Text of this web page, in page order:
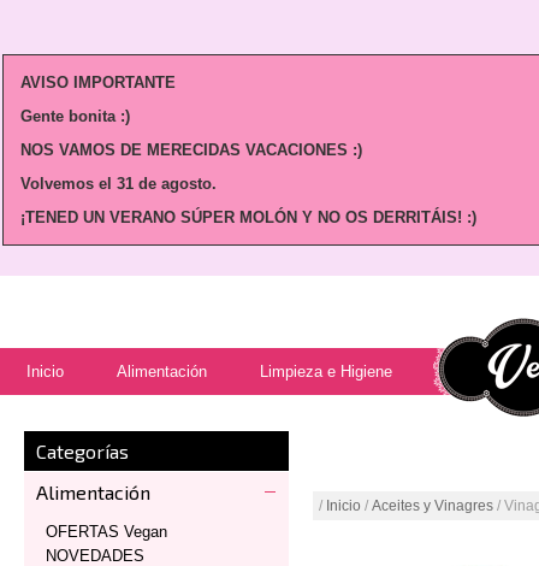
AVISO IMPORTANTE
Gente bonita :)
NOS VAMOS DE MERECIDAS VACACIONES :)
Volvemos el 31 de agosto.
¡TENED UN VERANO SÚPER MOLÓN Y NO OS DERRITÁIS! :)
Inicio Alimentación Limpieza e Higiene
Categorías
Alimentación
OFERTAS Vegan
NOVEDADES
/ Inicio / Aceites y Vinagres /